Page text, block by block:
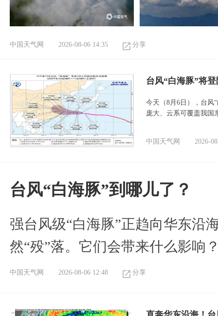
中国天气网 2026-08-06 14:35 分享
台风“白海豚”将
今天（8月6日），台风
庞大、云系可覆盖我国
中国天气网 2026-
台风“白海豚”到哪儿了？
强台风级“白海豚”正趋向华东沿
然“殁”落。它们会带来什么影响
中国天气网 2026-08-06 12:48 分享